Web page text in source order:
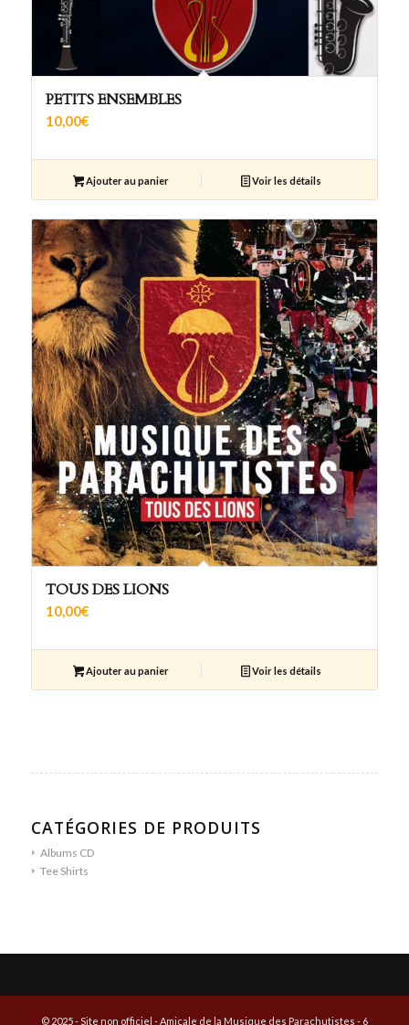
PETITS ENSEMBLES
10,00€
Ajouter au panier Voir les détails
TOUS DES LIONS
10,00€
Ajouter au panier Voir les détails
CATÉGORIES DE PRODUITS
Albums CD
Tee Shirts
© 2025 - Site non officiel - Amicale de la Musique des Parachutistes - 6